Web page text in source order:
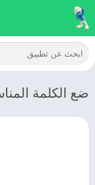
ضع الكلمة